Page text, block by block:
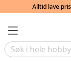
Alltid lave